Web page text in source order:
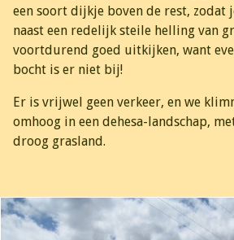
een soort dijkje boven de rest, zodat
naast een redelijk steile helling van
voortdurend goed uitkijken, want
bocht is er niet bij!
Er is vrijwel geen verkeer, en we
omhoog in een dehesa-landschap,
droog grasland.